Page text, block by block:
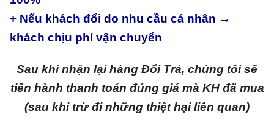
+ Nếu khách đổi do nhu cầu cá nhân →
khách chịu phí vận chuyển
Sau khi nhận lại hàng Đổi Trả, chúng tôi sẽ
tiến hành thanh toán đúng giá mà KH đã mua
(sau khi trừ đi những thiệt hại liên quan)